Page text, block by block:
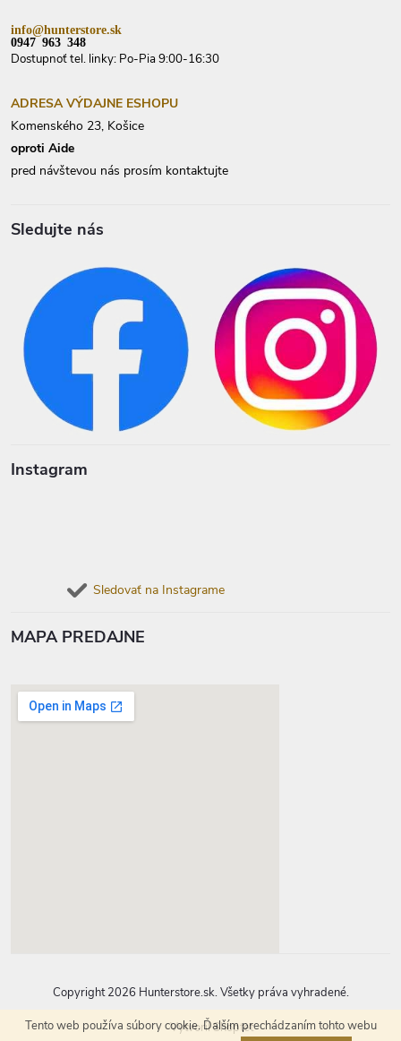
Tento web používa súbory cookie. Ďalším prechádzaním tohto webu
info@hunterstore.sk
0947 963 348
Dostupnoť tel. linky: Po-Pia 9:00-16:30
ADRESA VÝDAJNE ESHOPU
Komenského 23, Košice
oproti Aide
pred návštevou nás prosím kontaktujte
Sledujte nás
Instagram
Sledovať na Instagrame
MAPA PREDAJNE
Vytvoril Shoptet
Copyright 2026 Hunterstore.sk. Všetky práva vyhradené.